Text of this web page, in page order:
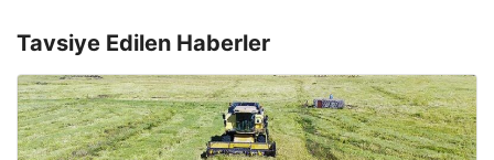
Tavsiye Edilen Haberler